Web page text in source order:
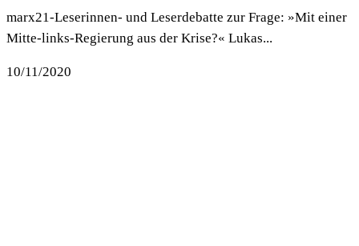
marx21-Leserinnen- und Leserdebatte zur Frage: »Mit einer
Mitte-links-Regierung aus der Krise?« Lukas...
10/11/2020